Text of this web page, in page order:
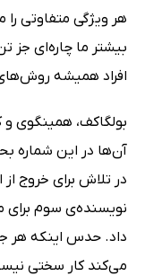
هر ویژگی متفاوتی
بیشتر ما چاره‌ای جز
افراد همیشه روش‌های
بولگاکف، همینگوی
آن‌ها در این شماره
در تلاش برای خروج از
نویسند‌ه‌ی سوم برای
داد. حدس اینکه هر
می‌کند کار سختی